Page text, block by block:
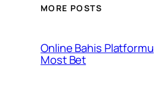
MORE POSTS
Online Bahis Platformu
Most Bet